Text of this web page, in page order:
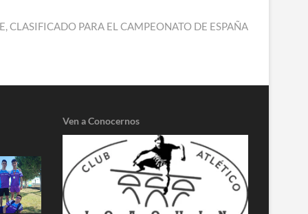
CLASIFICADO PARA EL CAMPEONATO DE ESPAÑA
Ven a Conocernos